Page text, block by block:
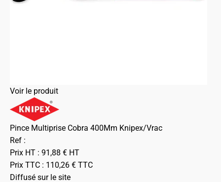
Voir le produit
Pince Multiprise Cobra 400Mm Knipex/Vrac
Ref :
Prix HT : 91,88 € HT
Prix TTC : 110,26 € TTC
Diffusé sur le site